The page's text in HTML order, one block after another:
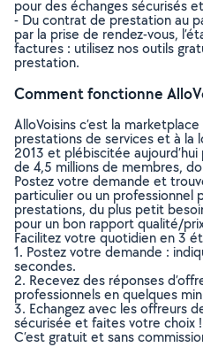
pour des échanges sécurisés
- Du contrat de prestation au
par la prise de rendez-vous,
factures : utilisez nos outils
prestation.
Comment fonctionne
AlloVoisins c’est la
prestations de services et à
2013 et plébiscitée
de 4,5 millions de membres,
Postez votre demande et
particulier ou un professionnel
prestations, du plus petit
pour un bon rapport qualité/
Facilitez votre quotidien en 3
1. Postez votre demande :
secondes.
2. Recevez des réponses
professionnels en quelques
3. Echangez avec les offreurs
sécurisée et faites votre choix !
C’est gratuit et sans